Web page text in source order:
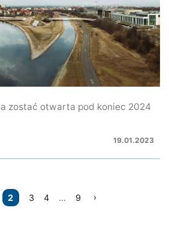
zostać otwarta pod koniec 2024
19.01.2023
2 3 4 … 9